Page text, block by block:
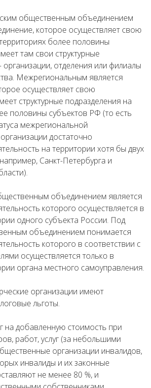
общественным объединением
которое осуществляет свою
более половины
там свои структурные
отделения или филиалы
Межрегиональным является
осуществляет свою
структурные подразделения на
половины субъектов РФ (то есть
межрегиональной
достаточно
на территории хотя бы двух
Санкт-Петербурга и
объединением является
которого осуществляется в
одного субъекта России. Под
объединением понимается
которого в соответствии с
осуществляется только в
органа местного самоуправления.
организации имеют
льготы.
на добавленную стоимость при
работ, услуг (за небольшими
организации инвалидов,
инвалиды и их законные
не менее 80 %, и